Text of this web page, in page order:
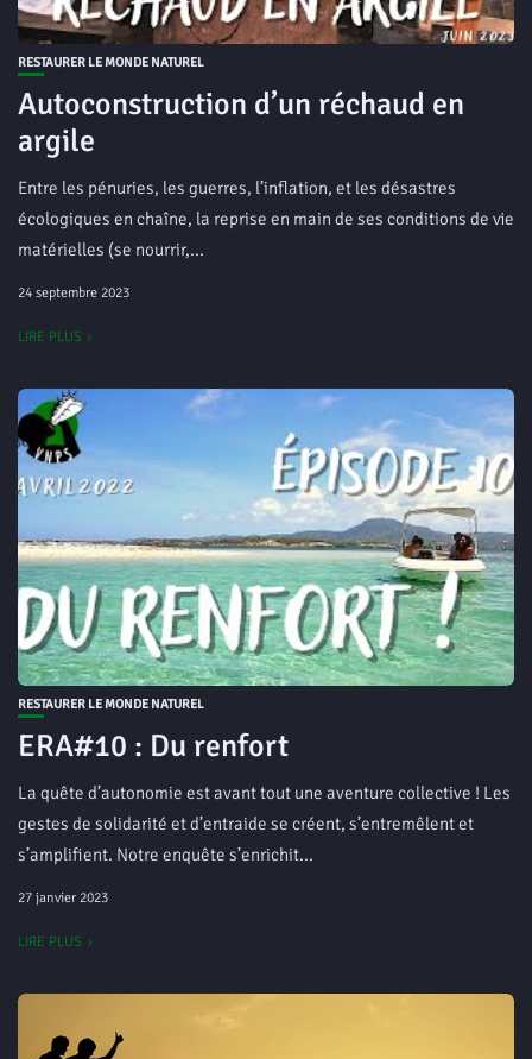
RESTAURER LE MONDE NATUREL
Autoconstruction d’un réchaud en
argile
Entre les pénuries, les guerres, l’inflation, et les désastres
écologiques en chaîne, la reprise en main de ses conditions de vie
matérielles (se nourrir,...
24 septembre 2023
LIRE PLUS
RESTAURER LE MONDE NATUREL
ERA#10 : Du renfort
La quête d’autonomie est avant tout une aventure collective ! Les
gestes de solidarité et d’entraide se créent, s’entremêlent et
s’amplifient. Notre enquête s’enrichit...
27 janvier 2023
LIRE PLUS